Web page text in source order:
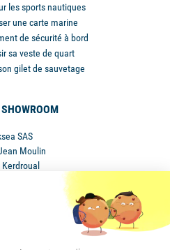
les sports nautiques
une carte marine
de sécurité à bord
sa veste de quart
gilet de sauvetage
SAS
Moulin
Kerdroual